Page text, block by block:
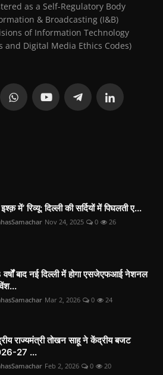
as a Self-Regulatory Body
& Broadcasting (I&B)
of Information Technology
Digital Media Ethics Codes)
में’ रिव्यू: दिल्ली की सर्दियों में पिघलती ए...
Nov 24, 2025 0 26
बाद नई दिल्ली में होगा एसजेएफआई नेशनल
Mar 2, 2026 0 24
राज्यमंत्री तोखन साहू ने केंद्रीय बजट
27 ...
Feb 2, 2026 0 20